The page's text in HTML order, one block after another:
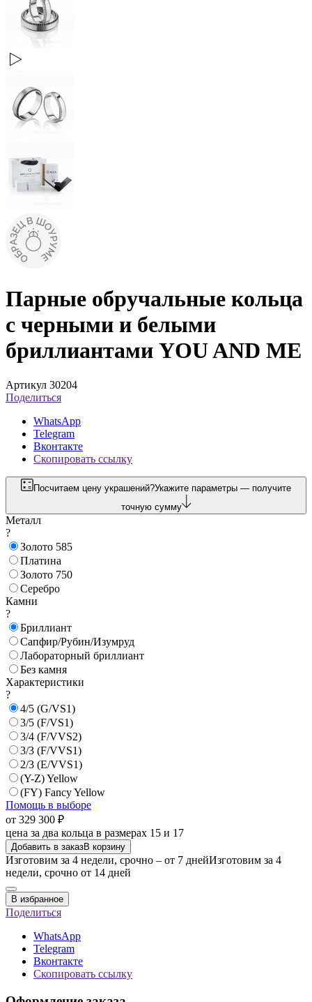
Парные обручальные кольца
с черными и белыми
бриллиантами YOU AND ME
Артикул 30204
Поделиться
WhatsApp
Telegram
Вконтакте
Скопировать ссылку
Посчитаем цену украшений?Укажите параметры — получите
точную сумму
Металл
?
Золото 585
Платина
Золото 750
Серебро
Камни
?
Бриллиант
Сапфир/Рубин/Изумруд
Лабораторный бриллиант
Без камня
Характеристики
?
4/5 (G/VS1)
3/5 (F/VS1)
3/4 (F/VVS2)
3/3 (F/VVS1)
2/3 (E/VVS1)
(Y-Z) Yellow
(FY) Fancy Yellow
Помощь в выборе
от 329 300 ₽
цена за два кольца в размерах 15 и 17
Добавить в заказВ корзину
Изготовим за 4 недели, срочно – от 7 днейИзготовим за 4
недели, срочно от 14 дней
В избранное
Поделиться
WhatsApp
Telegram
Вконтакте
Скопировать ссылку